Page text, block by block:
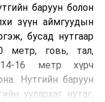
баруун болон
зүүн аймгуудын
бусад нутгаар
метр, говь, тал,
16 метр хүрч
Нутгийн баруун
уулархаг нутаг,